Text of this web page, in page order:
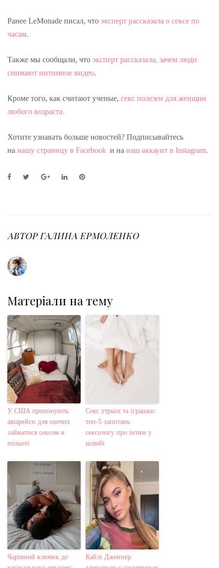
Ранее LeMonade писал, что эксперт рассказала о сексе по
часам.
Также мы сообщали, что эксперт рассказала, зачем люди
снимают интимное видео.
Кроме того, как считают ученые, секс полезен для женщин
любого возраста.
Хотите узнавать больше новостей? Подписывайтесь
на нашу страницу в Facebook и на наш аккаунт в Instagram.
o
k
r
+
I
n
e
s
АВТОРГАЛИНА ЕРМОЛЕНКО
Матеріали на тему
У США пропонують
авіарейси для охочих
займатися сексом в
польоті
Секс утрьох та іграшки:
топ-5 запитань
сексологу про інтим у
шлюбі
Чарівний ключик до
Кайлі Дженнер